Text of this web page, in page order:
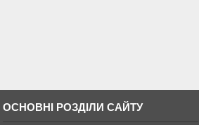
ОСНОВНІ РОЗДІЛИ САЙТУ